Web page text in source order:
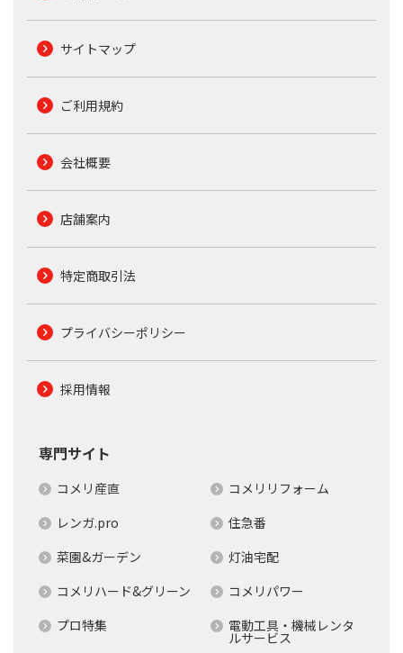
サイトマップ
ご利用規約
会社概要
店舗案内
特定商取引法
プライバシーポリシー
採用情報
専門サイト
コメリ産直
コメリリフォーム
レンガ.pro
住急番
菜園&ガーデン
灯油宅配
コメリハード&グリーン
コメリパワー
プロ特集
電動工具・機械レンタ
ルサービス